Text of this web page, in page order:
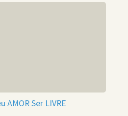
AMOR Ser LIVRE